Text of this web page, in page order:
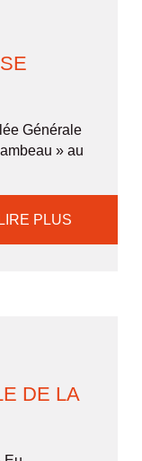
Générale
» au
LIRE PLUS
DE LA